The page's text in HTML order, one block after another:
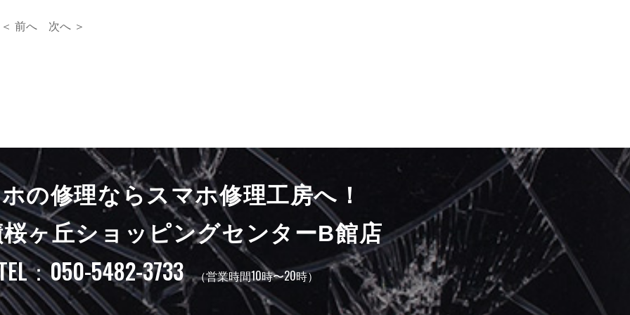
＜ 前へ 次へ ＞
の修理ならスマホ修理工房へ！
ヶ丘ショッピングセンターB館店
：050-5482-3733 （営業時間10時〜20時）